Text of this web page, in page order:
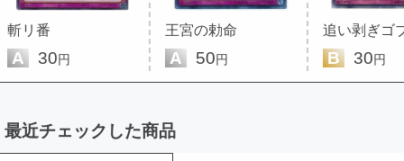
斬リ番
A 30円
王宮の勅命
A 50円
追い剥ぎゴ
B 30円
最近チェックした商品